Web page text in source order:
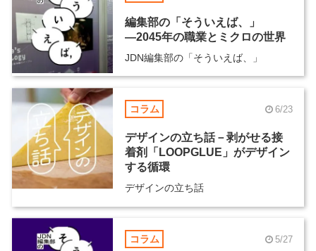
編集部の「そういえば、」
―2045年の職業とミクロの世界
JDN編集部の「そういえば、」
コラム 6/23
デザインの立ち話－剥がせる接
着剤「LOOPGLUE」がデザイン
する循環
デザインの立ち話
コラム 5/27